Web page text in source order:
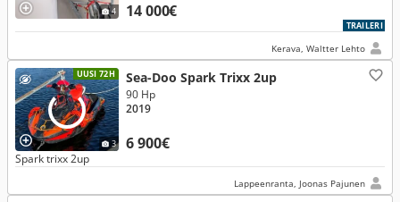
4 14 000€
TRAILERI
Kerava, Waltter Lehto
UUSI 72H
3
Sea-Doo Spark Trixx 2up
6 900€
90 Hp
2019
Spark trixx 2up
Lappeenranta, Joonas Pajunen